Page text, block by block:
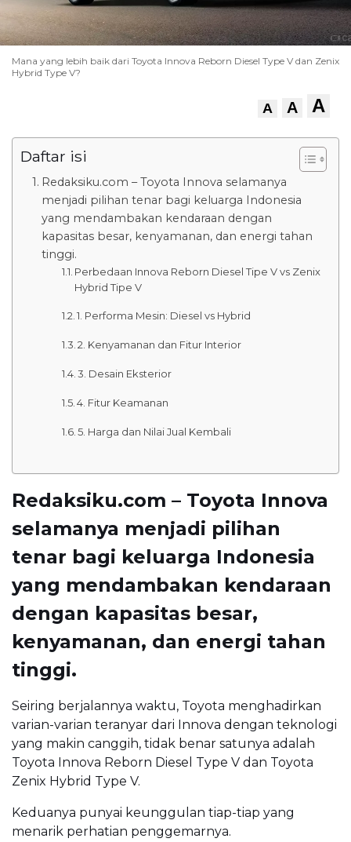
Mana yang lebih baik dari Toyota Innova Reborn Diesel Type V dan Zenix
Hybrid Type V?
A A A
Daftar isi
Redaksiku.com – Toyota Innova selamanya
menjadi pilihan tenar bagi keluarga Indonesia
yang mendambakan kendaraan dengan
kapasitas besar, kenyamanan, dan energi tahan
tinggi.
Perbedaan Innova Reborn Diesel Tipe V vs Zenix
Hybrid Tipe V
1. Performa Mesin: Diesel vs Hybrid
2. Kenyamanan dan Fitur Interior
3. Desain Eksterior
4. Fitur Keamanan
5. Harga dan Nilai Jual Kembali
Redaksiku.com – Toyota Innova
selamanya menjadi pilihan
tenar bagi keluarga Indonesia
yang mendambakan kendaraan
dengan kapasitas besar,
kenyamanan, dan energi tahan
tinggi.
Seiring berjalannya waktu, Toyota menghadirkan
varian-varian teranyar dari Innova dengan teknologi
yang makin canggih, tidak benar satunya adalah
Toyota Innova Reborn Diesel Type V dan Toyota
Zenix Hybrid Type V.
Keduanya punyai keunggulan tiap-tiap yang
menarik perhatian penggemarnya.